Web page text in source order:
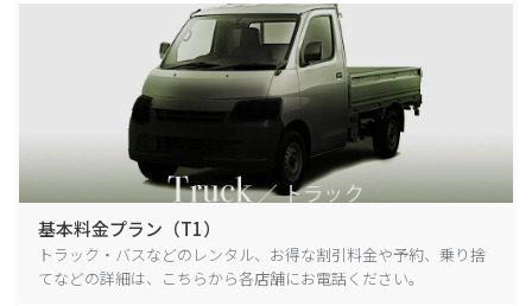
基本料金プラン（T1）
トラック・バスなどのレンタル、お得な割引料金や予約、乗り捨
てなどの詳細は、こちらから各店舗にお電話ください。